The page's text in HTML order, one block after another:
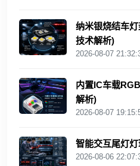
纳米银烧结车
技术解析)
2026-08-07
内置IC车载
解析)
2026-08-07
智能交互尾灯
2026-08-06